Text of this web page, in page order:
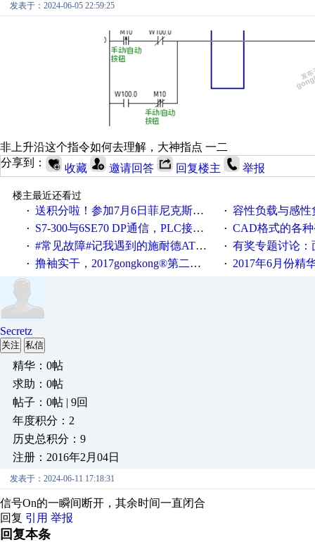
发表于：2024-06-05 22:59:25
非上升沿这个指令如何去理解，大神指点 一二
分享到：
收藏 邀请回答 回复楼主 举报
楼主最近还看过
· 送积分啦！参加7月6日菲尼克斯在线研讨会即得 · 容性负载与感性负
· S7-300与6SE70 DP通信，PLC接收到数据不稳定 · CAD格式的各
· #常见故障#记我遇到的施耐德ATV12变频器故障 · 有奖专题讨论：面对低压变
· 撸袖实干，2017gongkong®第二届智造工程师节正式起航！ · 2017年6月份精
Secretz
关注 私信
精华：0帖
求助：0帖
帖子：0帖 | 9回
年度积分：2
历史总积分：9
注册：2016年2月04日
发表于：2024-06-11 17:18:31
信号On的一瞬间断开，其余时间一直闭合
回复 引用 举报
回复本条